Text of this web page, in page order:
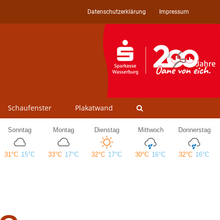
Datenschutzerklärung Impressum
Schaufenster Plakatwand